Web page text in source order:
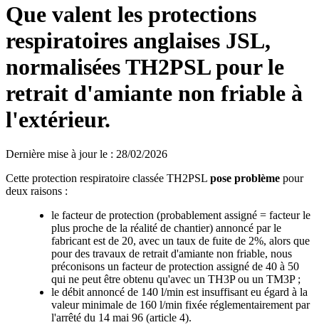
Que valent les protections
respiratoires anglaises JSL,
normalisées TH2PSL pour le
retrait d'amiante non friable à
l'extérieur.
Dernière mise à jour le : 28/02/2026
Cette protection respiratoire classée TH2PSL pose problème pour
deux raisons :
le facteur de protection (probablement assigné = facteur le
plus proche de la réalité de chantier) annoncé par le
fabricant est de 20, avec un taux de fuite de 2%, alors que
pour des travaux de retrait d'amiante non friable, nous
préconisons un facteur de protection assigné de 40 à 50
qui ne peut être obtenu qu'avec un TH3P ou un TM3P ;
le débit annoncé de 140 l/min est insuffisant eu égard à la
valeur minimale de 160 l/min fixée réglementairement par
l'arrêté du 14 mai 96 (article 4).